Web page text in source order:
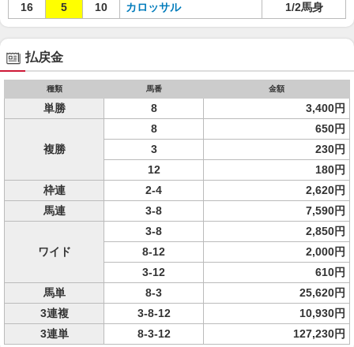
16
5 10 カロッサル 1/2馬身
払戻金
種類 馬番 金額
単勝 8 3,400円
複勝
8
650円
3
230円
12
180円
枠連
2-4
2,620円
馬連
3-8 7,590円
ワイド
3-8
2,850円
8-12
2,000円
3-12
610円
馬単
8-3
25,620円
3連複
3-8-12
10,930円
3連単
8-3-12 127,230円